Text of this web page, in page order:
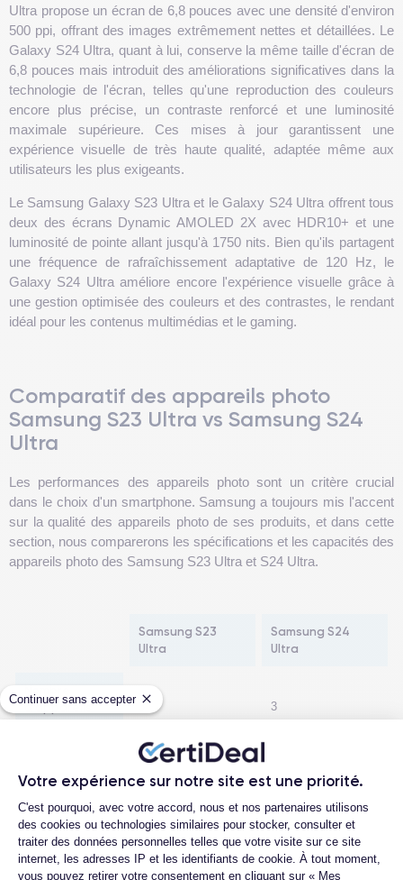
Continuer sans accepter
Votre expérience sur notre site est une priorité.
Plateforme de Gestion du
C'est pourquoi, avec votre accord, nous et nos partenaires utilisons
des cookies ou technologies similaires pour stocker, consulter et
traiter des données personnelles telles que votre visite sur ce site
internet, les adresses IP et les identifiants de cookie. À tout moment,
vous pouvez retirer votre consentement en cliquant sur « Mes
Ultra propose un écran de 6,8 pouces avec une densité d'environ
500 ppi, offrant des images extrêmement nettes et détaillées. Le
Galaxy S24 Ultra, quant à lui, conserve la même taille d'écran de
6,8 pouces mais introduit des améliorations significatives dans la
technologie de l'écran, telles qu'une reproduction des couleurs
encore plus précise, un contraste renforcé et une luminosité
maximale supérieure. Ces mises à jour garantissent une
expérience visuelle de très haute qualité, adaptée même aux
utilisateurs les plus exigeants.
Le Samsung Galaxy S23 Ultra et le Galaxy S24 Ultra offrent tous
deux des écrans Dynamic AMOLED 2X avec HDR10+ et une
luminosité de pointe allant jusqu'à 1750 nits. Bien qu'ils partagent
une fréquence de rafraîchissement adaptative de 120 Hz, le
Galaxy S24 Ultra améliore encore l'expérience visuelle grâce à
une gestion optimisée des couleurs et des contrastes, le rendant
idéal pour les contenus multimédias et le gaming.
Comparatif des appareils photo
Samsung S23 Ultra vs Samsung S24
Ultra
Les performances des appareils photo sont un critère crucial
dans le choix d'un smartphone. Samsung a toujours mis l'accent
sur la qualité des appareils photo de ses produits, et dans cette
section, nous comparerons les spécifications et les capacités des
appareils photo des Samsung S23 Ultra et S24 Ultra.
Samsung S23
Ultra
Samsung S24
Ultra
Nombre
d'appareils
photo
3 3
principal
200 MP, f/1.7, OIS 200 MP, f/1.7, OIS
Téléobjectif 1 10 MP, f/2.4 10 MP, f/2.4
Téléobjectif 2 10 MP, f/4.9 50 MP, f/2.4